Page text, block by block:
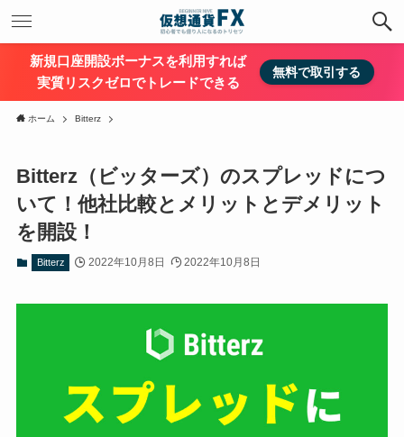
新規口座開設ボーナスを利用すれば
実質リスクゼロでトレードできる
無料で取引する
ホーム Bitterz
Bitterz（ビッターズ）のスプレッドにつ
いて！他社比較とメリットとデメリット
を開設！
Bitterz 2022年10月8日 2022年10月8日